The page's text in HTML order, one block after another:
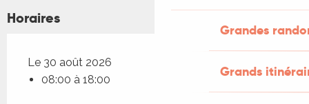
Grandes
Grands
Horaires
Le 30 août 2026
08:00 à 18:00